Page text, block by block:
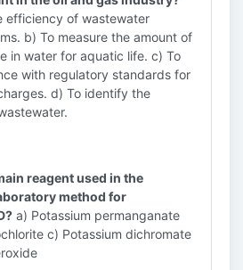
efficiency of wastewater
b) To measure the amount of
in water for aquatic life. c) To
with regulatory standards for
d) To identify the
reagent used in the
method for
a) Potassium permanganate
c) Potassium dichromate